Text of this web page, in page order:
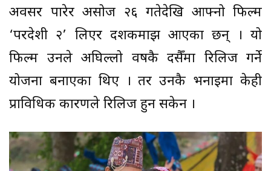
अवसर पारेर असोज २६ गतेदेखि आफ्नो फिल्म
‘परदेशी २’ लिएर दर्शकमाझ आएका छन् । यो
फिल्म उनले अघिल्लो वर्षकै दसैँमा रिलिज गर्ने
योजना बनाएका थिए । तर उनकै भनाइमा केही
प्राविधिक कारणले रिलिज हुन सकेन ।